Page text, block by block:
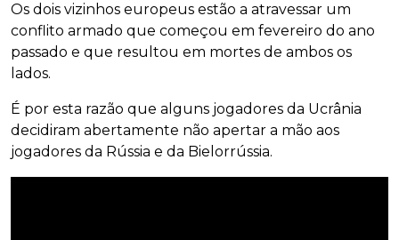
Os dois vizinhos europeus estão a atravessar um
conflito armado que começou em fevereiro do ano
passado e que resultou em mortes de ambos os
lados.
É por esta razão que alguns jogadores da Ucrânia
decidiram abertamente não apertar a mão aos
jogadores da Rússia e da Bielorrússia.